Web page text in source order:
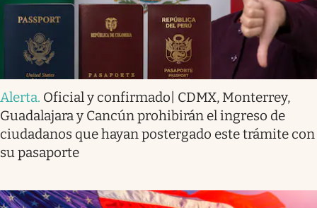
Alerta. Oficial y confirmado| CDMX, Monterrey,
Guadalajara y Cancún prohibirán el ingreso de
ciudadanos que hayan postergado este trámite con
su pasaporte